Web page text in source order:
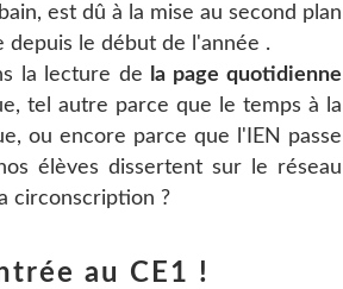
est dû à la mise au second plan
depuis le début de l'année .
la lecture de
la page quotidienne
tel autre parce que le temps à la
ou encore parce que l'IEN passe
élèves dissertent sur le réseau
circonscription ?
au CE1 !